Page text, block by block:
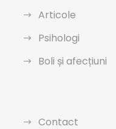
Articole
Psihologi
Boli și afecțiuni
Contact